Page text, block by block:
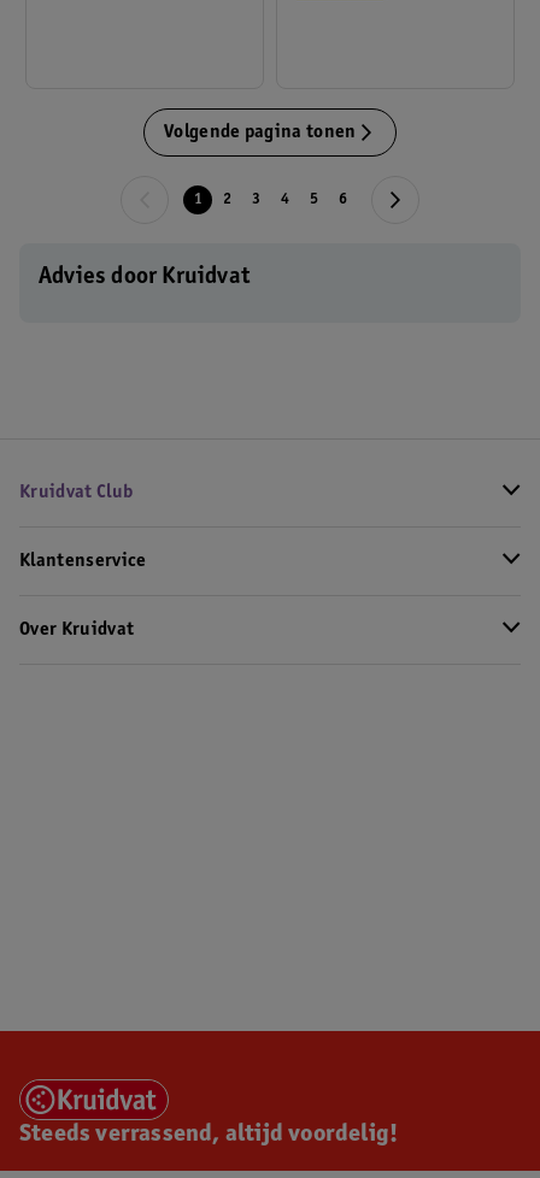
Volgende pagina tonen
1 2 3 4 5 6
Advies door Kruidvat
Kruidvat Club
Klantenservice
Over Kruidvat
Steeds verrassend, altijd voordelig!